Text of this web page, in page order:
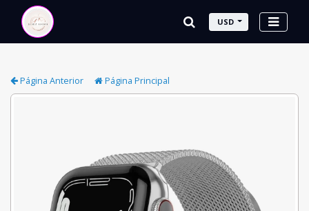
USD
Página Anterior Página Principal